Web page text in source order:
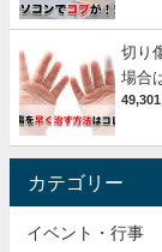
切り
場合
カテゴリー
イベント・行事